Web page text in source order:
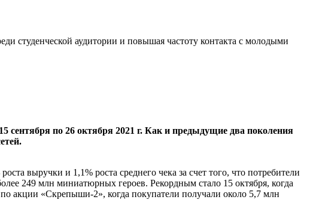
студенческой аудитории и повышая частоту контакта с молодыми
по 26 октября 2021 г. Как и предыдущие два поколения
выручки и 1,1% роста среднего чека за счет того, что потребители
249 млн миниатюрных героев. Рекордным стало 15 октября, когда
акции «Скрепыши-2», когда покупатели получали около 5,7 млн